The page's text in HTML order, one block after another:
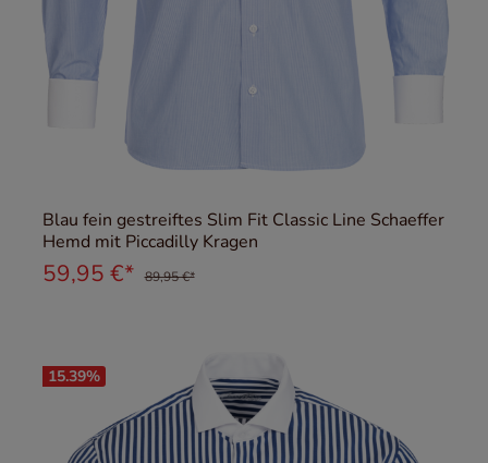
Blau fein gestreiftes Slim Fit Classic Line Schaeffer
Hemd mit Piccadilly Kragen
59,95 €* 89,95 €*
15.39%